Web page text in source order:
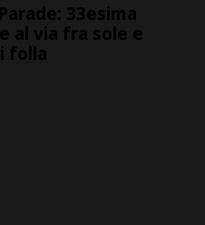
33esima
al via fra sole e
folla